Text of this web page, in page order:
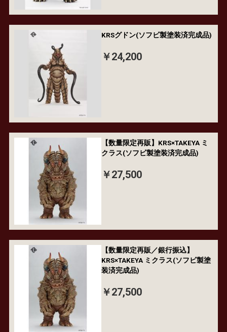
KRSグドン(ソフビ製塗装済完成品)
￥24,200
【数量限定再販】KRS×TAKEYA ミ
クラス(ソフビ製塗装済完成品)
￥27,500
【数量限定再販／銀行振込】
KRS×TAKEYA ミクラス(ソフビ製塗
装済完成品)
￥27,500